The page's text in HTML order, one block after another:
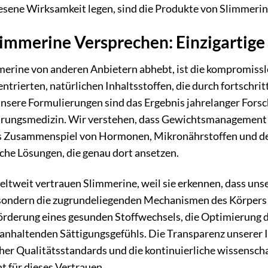
Wirksamkeit legen, sind die Produkte von
Versprechen:
von anderen Anbietern abhebt, ist die
natürlichen Inhaltsstoffen, die durch
Formulierungen sind das Ergebnis jahrelanger
Wir verstehen, dass
Zusammenspiel von Hormonen, Mikronährstoffen und
Lösungen, die genau dort ansetzen.
vertrauen Slimmerine, weil sie erkennen, dass
die zugrundeliegenden Mechanismen des
eines gesunden Stoffwechsels, die
Sättigungsgefühls. Die Transparenz
Qualitätsstandards und die kontinuierliche